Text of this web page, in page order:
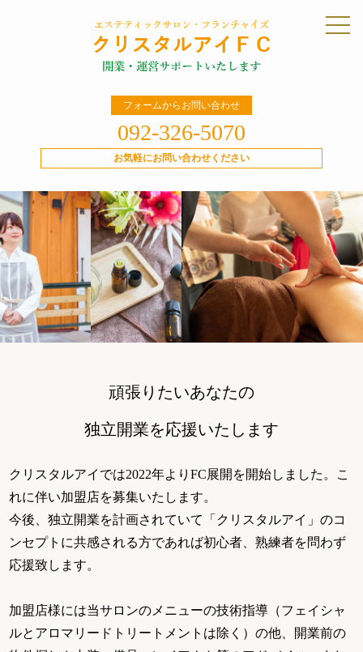
フォームからお問い合わせ
092-326-5070
お気軽にお問い合わせください
頑張りたいあなたの
独立開業を応援いたします
クリスタルアイでは2022年よりFC展開を開始しました。こ
れに伴い加盟店を募集いたします。
今後、独立開業を計画されていて「クリスタルアイ」のコ
ンセプトに共感される方であれば初心者、熟練者を問わず
応援致します。
加盟店様には当サロンのメニューの技術指導（フェイシャ
ルとアロマリードトリートメントは除く）の他、開業前の